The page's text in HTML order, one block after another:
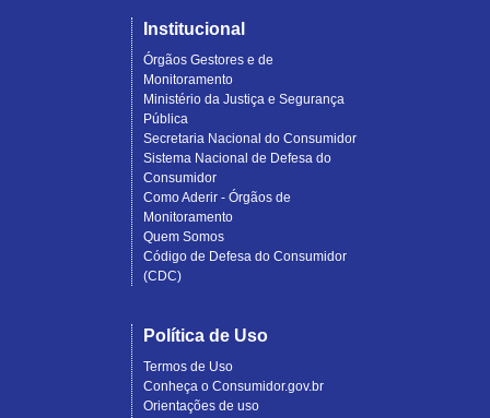
Institucional
Órgãos Gestores e de
Monitoramento
Ministério da Justiça e Segurança
Pública
Secretaria Nacional do Consumidor
Sistema Nacional de Defesa do
Consumidor
Como Aderir - Órgãos de
Monitoramento
Quem Somos
Código de Defesa do Consumidor
(CDC)
Política de Uso
Termos de Uso
Conheça o Consumidor.gov.br
Orientações de uso